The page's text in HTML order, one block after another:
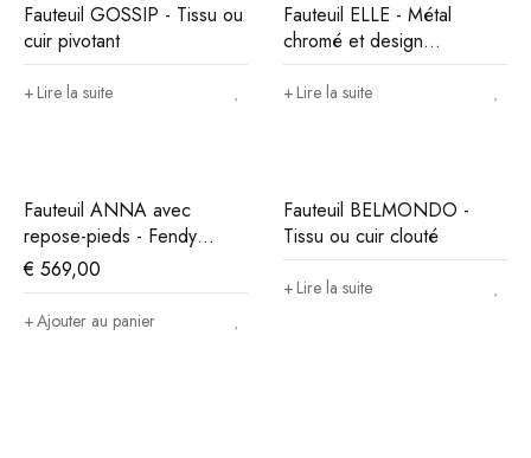
Fauteuil GOSSIP - Tissu ou
cuir pivotant
Lire la suite
Fauteuil ELLE - Métal
chromé et design
contemporain
Lire la suite
Fauteuil ANNA avec
repose-pieds - Fendy
marron
€ 569,00
Ajouter au panier
Fauteuil BELMONDO -
Tissu ou cuir clouté
Lire la suite